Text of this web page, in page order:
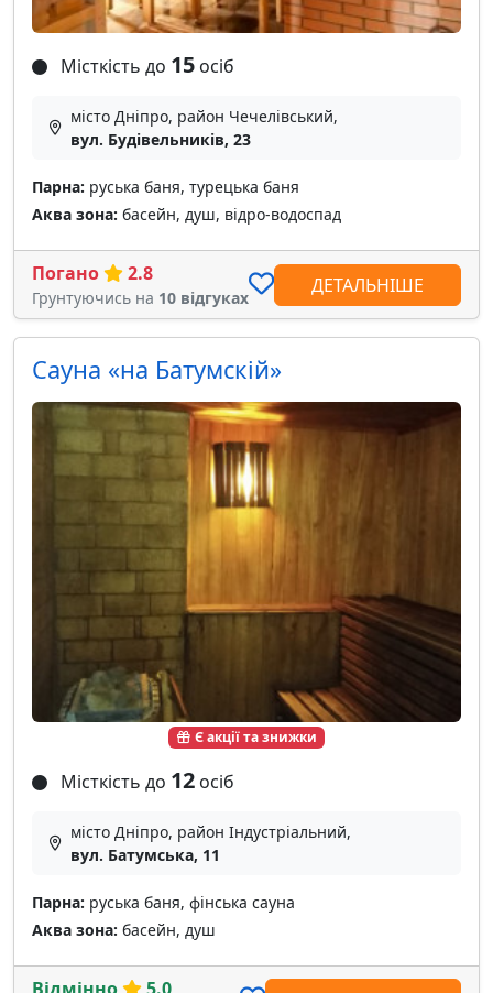
Місткість до 15 осіб
місто Дніпро, район Чечелівський,
вул. Будівельників, 23
Парна: руська баня, турецька баня
Аква зона: басейн, душ, відро-водоспад
Погано 2.8
Грунтуючись на 10 відгуках
ДЕТАЛЬНІШЕ
Є акції та знижки
Сауна «на Батумскій»
Місткість до 12 осіб
місто Дніпро, район Індустріальний,
вул. Батумська, 11
Парна: руська баня, фінська сауна
Аква зона: басейн, душ